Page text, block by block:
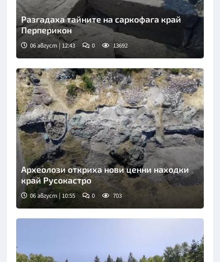
Снимка: Bulgaria ON AIR
Разгадаха тайните на саркофага край
Перперикон
06 август | 12:43 0 13692
Археолози откриха нови ценни находки
край Русокастро
06 август | 10:55 0 703